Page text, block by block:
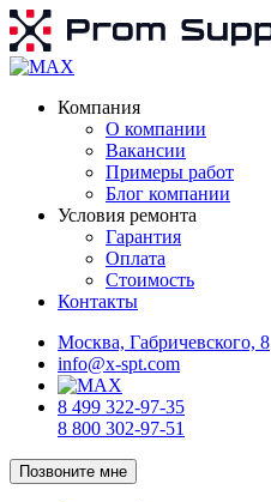
Компания
О компании
Вакансии
Примеры работ
Блог компании
Условия ремонта
Гарантия
Оплата
Стоимость
Контакты
Москва, Габричевского, 8
info@x-spt.com
8 499 322-97-35
8 800 302-97-51
Позвоните мне